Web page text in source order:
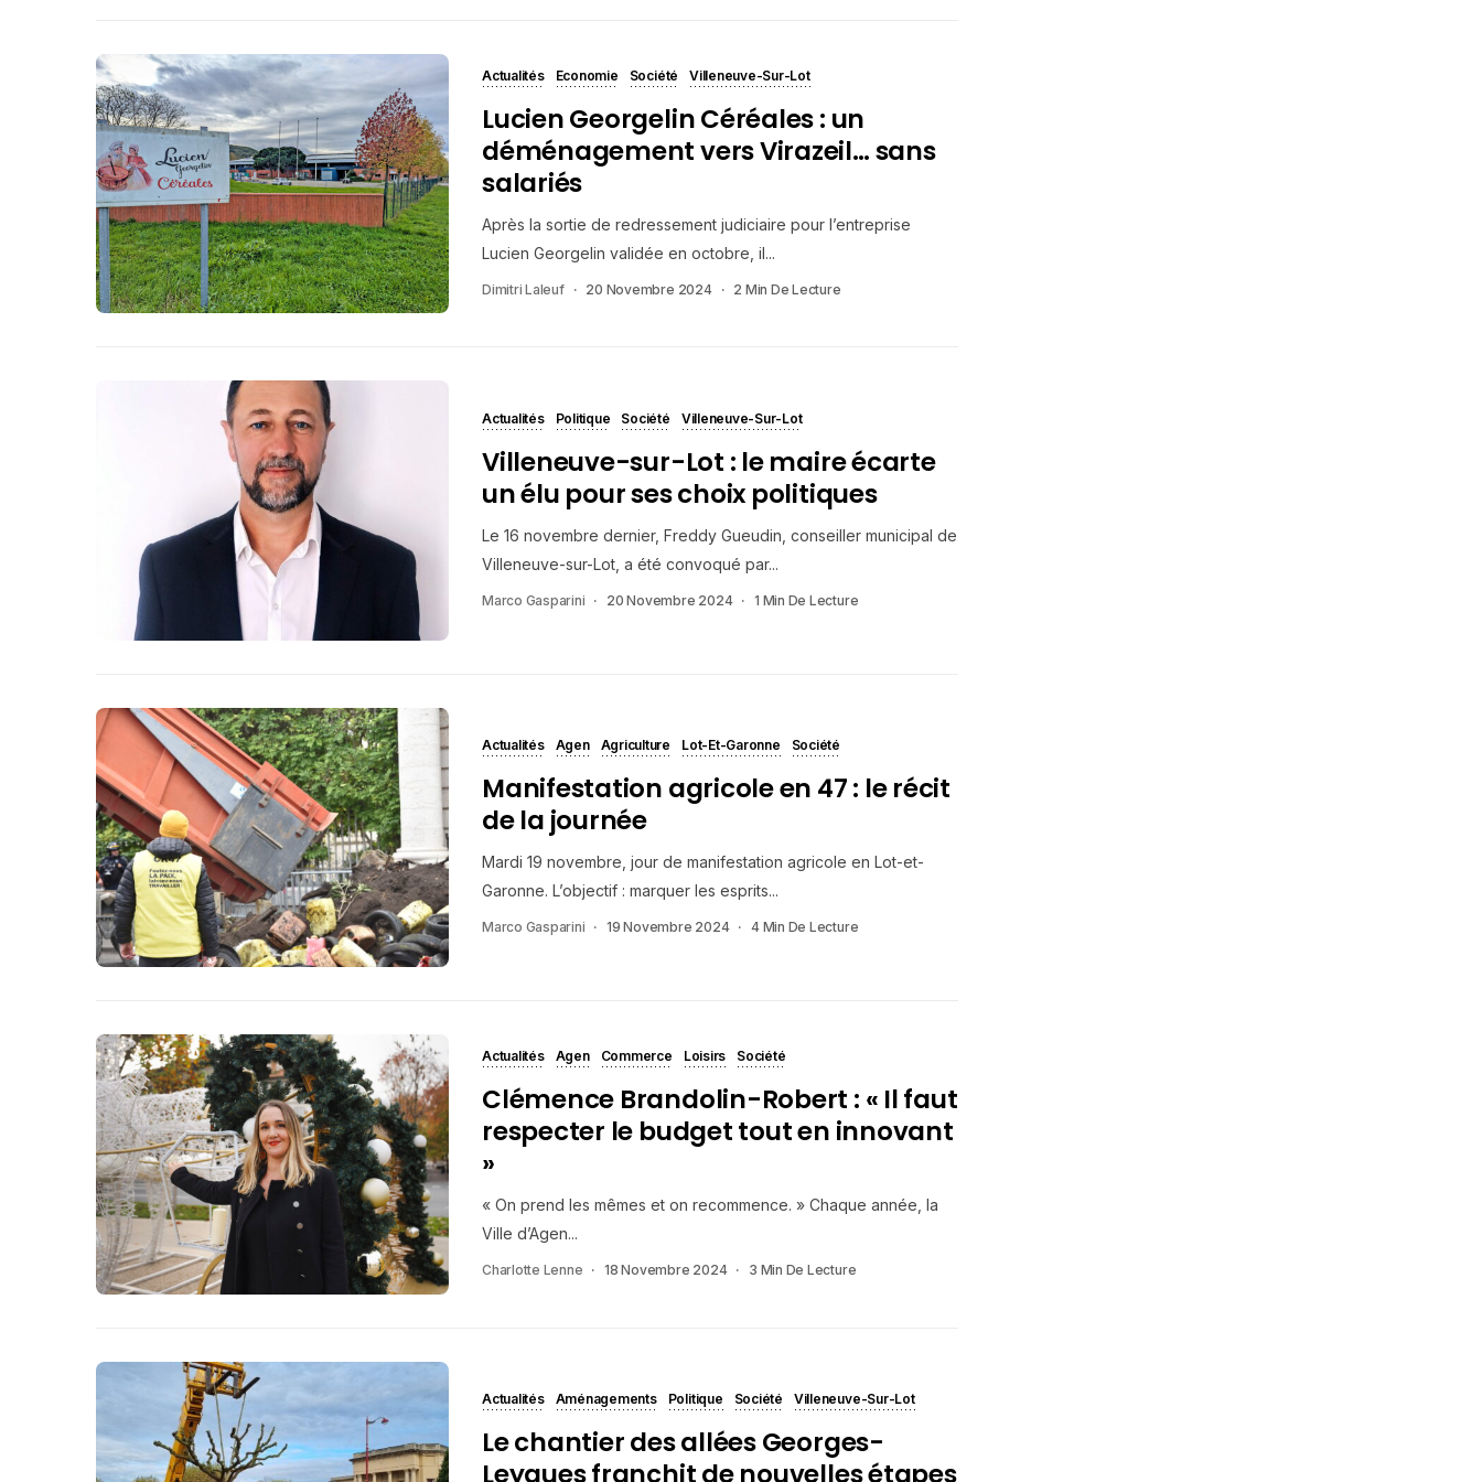
Actualités Economie Société Villeneuve-Sur-Lot
Lucien Georgelin Céréales : un
déménagement vers Virazeil… sans
salariés
Après la sortie de redressement judiciaire pour l’entreprise
Lucien Georgelin validée en octobre, il...
Dimitri Laleuf 20 Novembre 2024 2 Min De Lecture
Actualités Politique Société Villeneuve-Sur-Lot
Villeneuve-sur-Lot : le maire écarte
un élu pour ses choix politiques
Le 16 novembre dernier, Freddy Gueudin, conseiller municipal de
Villeneuve-sur-Lot, a été convoqué par...
Marco Gasparini 20 Novembre 2024 1 Min De Lecture
Actualités Agen Agriculture Lot-Et-Garonne Société
Manifestation agricole en 47 : le récit
de la journée
Mardi 19 novembre, jour de manifestation agricole en Lot-et-
Garonne. L’objectif : marquer les esprits...
Marco Gasparini 19 Novembre 2024 4 Min De Lecture
Actualités Agen Commerce Loisirs Société
Clémence Brandolin-Robert : « Il faut
respecter le budget tout en innovant
»
« On prend les mêmes et on recommence. » Chaque année, la
Ville d’Agen...
Charlotte Lenne 18 Novembre 2024 3 Min De Lecture
Actualités Aménagements Politique Société Villeneuve-Sur-Lot
Le chantier des allées Georges-
Leygues franchit de nouvelles étapes